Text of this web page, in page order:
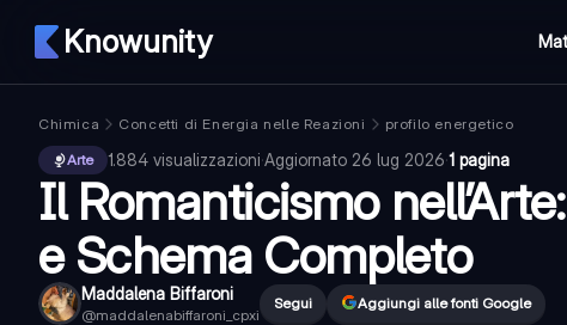
Knowunity
Chimica Concetti di Energia nelle Reazioni
profilo energetico
Arte
1.884 visualizzazioni·Aggiornato 26 lug 2026·1 pagina
Il Romanticismo
e Schema Completo
Maddalena Biffaroni
@maddalenabiffaroni_cpxi
Segui Aggiungi alle fonti Google